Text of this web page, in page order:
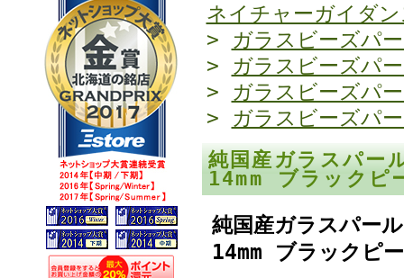
ネイチャーガイダン
>
ガラスビーズパ
>
ガラスビーズパ
>
ガラスビーズパ
>
ガラスビーズパ
純国産ガラスパ
14mm ブラック
純国産ガラスパー
14mm ブラックピ